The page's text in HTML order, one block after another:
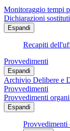
Monitoraggio tempi
Dichiarazioni
Espandi
Recapiti
Provvedimenti
Espandi
Archivio Delibere e
Provvedimenti
Provvedimenti
Espandi